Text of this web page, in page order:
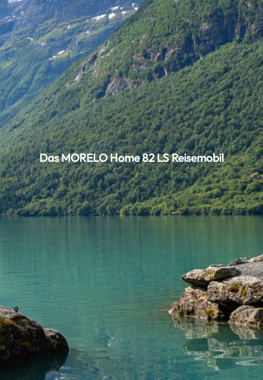
Das MORELO Home 82 LS Reisemobil